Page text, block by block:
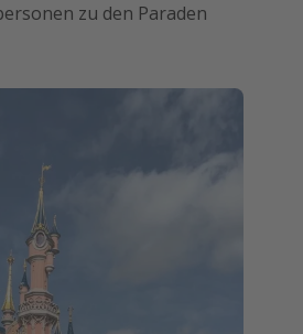
zu den Paraden